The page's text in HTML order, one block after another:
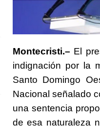
Montecristi.– El
indignación por la
Santo Domingo
Nacional señalado
una sentencia
de esa naturaleza